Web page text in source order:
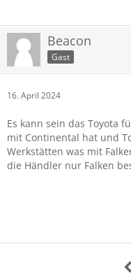
Beacon
Gast
16. April 2024
Es kann sein das Toyota
mit Continental hat und
Werkstätten was mit
die Händler nur Falken